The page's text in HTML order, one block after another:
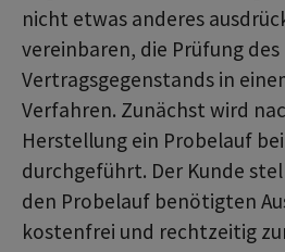
nicht etwas anderes
vereinbaren, die Prüfung des
Vertragsgegenstands in
Verfahren. Zunächst wird
Herstellung ein Probelauf
durchgeführt. Der Kunde
den Probelauf benötigten
kostenfrei und rechtzeitig